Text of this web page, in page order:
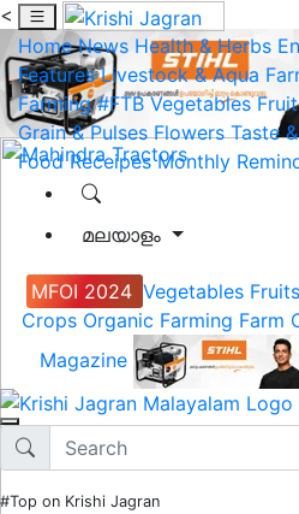
<
Home News Health & Herbs
Features Livestock & Aqua
Farming #FTB Vegetables
Grain & Pulses Flowers Taste
Food Receipes Monthly
മലയാളം
MFOI 2024 Vegetables Fruits
Crops Organic Farming Farm
Magazine
#Top on Krishi Jagran